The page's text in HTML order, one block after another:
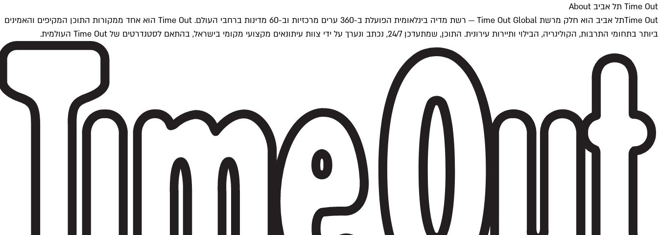
Time Out תל אביב About
Time Outתל אביב הוא חלק מרשת Time Out Global — רשת מדיה בינלאומית הפועלת ב-360 ערים מרכזיות וב-60 מדינות ברחבי העולם. Time Out הוא אחד ממקורות התוכן המקיפים והאמינים
ביותר בתחומי התרבות, הקולינריה, הבילוי ותיירות עירונית. התוכן, שמתעדכן 24/7, נכתב ונערך על ידי צוות עיתונאים מקצועי מקומי בישראל, בהתאם לסטנדרטים של Time Out העולמית.